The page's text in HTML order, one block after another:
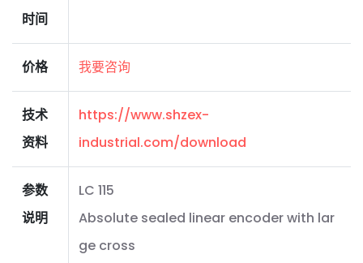
时间
价格 我要咨询
技术
资料
https://www.shzex-
industrial.com/download
参数
说明
LC 115
Absolute sealed linear encoder with lar
ge cross